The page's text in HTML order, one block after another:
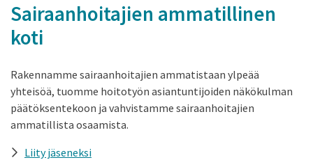
Sairaanhoitajien ammatillinen
koti
Rakennamme sairaanhoitajien ammatistaan ylpeää
yhteisöä, tuomme hoitotyön asiantuntijoiden näkökulman
päätöksentekoon ja vahvistamme sairaanhoitajien
ammatillista osaamista.
Liity jäseneksi